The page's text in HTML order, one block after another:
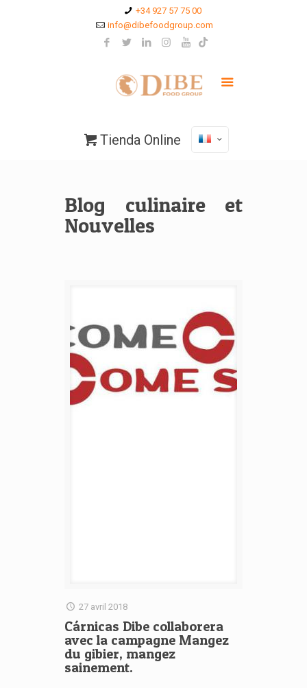
+34 927 57 75 00
info@dibefoodgroup.com
Tienda Online
Blog culinaire et
Nouvelles
27 avril 2018
Cárnicas Dibe collaborera
avec la campagne Mangez
du gibier, mangez
sainement.